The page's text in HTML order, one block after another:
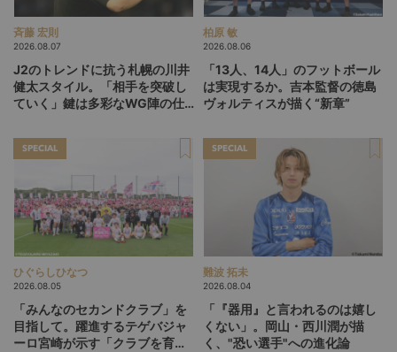
斉藤 宏則
2026.08.07
J2のトレンドに抗う札幌の川井
健太スタイル。「相手を突破し
ていく」鍵は多彩なWG陣の仕
柏原 敏
2026.08.06
「13人、14人」のフットボール
は実現するか。吉本監督の徳島
ヴォルティスが描く“新章”
SPECIAL
ひぐらしひなつ
2026.08.05
「みんなのセカンドクラブ」を
目指して。躍進するテゲバジャ
ーロ宮崎が示す「クラブを育て
SPECIAL
難波 拓未
2026.08.04
「『器用』と言われるのは嬉し
くない」。岡山・西川潤が描
く、"恐い選手"への進化論